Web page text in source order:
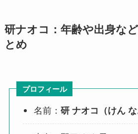
研ナオコ：年齢や出身な
とめ
プロフィール
名前：研 ナオコ（けん な